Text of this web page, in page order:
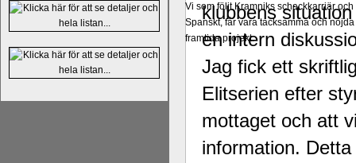
Vi som följt Kramniks schackkarriär
Spanskt, får vara tacksamma och
framtida projekt.
klubbens
en intern
Jag fick ett
Elitserien efter
mottaget och att
information.